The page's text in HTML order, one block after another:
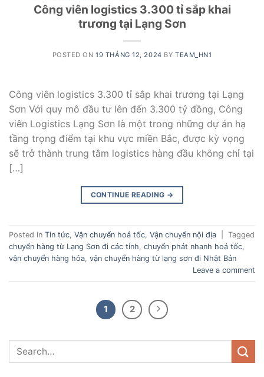
Công viên logistics 3.300 tỉ sắp khai
trương tại Lạng Sơn
POSTED ON19 THÁNG 12, 2024 BY TEAM_HN1
Công viên logistics 3.300 tỉ sắp khai trương tại Lạng
Sơn Với quy mô đầu tư lên đến 3.300 tỷ đồng, Công
viên Logistics Lạng Sơn là một trong những dự án hạ
tầng trọng điểm tại khu vực miền Bắc, được kỳ vọng
sẽ trở thành trung tâm logistics hàng đầu không chỉ tại
[…]
CONTINUE READING →
Posted in Tin tức Vận chuyển hoả tốc Vận chuyển nội địa
Tagged
chuyển hàng từ Lạng Sơn đi các tỉnh chuyển phát nhanh hoả tốc
vận chuyển hàng hóa vận chuyển hàng từ lạng sơn đi Nhật Bản
Leave a comment
1 2